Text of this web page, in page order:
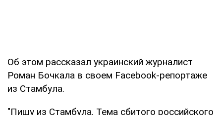
Об этом рассказал украинский журналист
Роман Бочкала в своем Facebook-репортаже
из Стамбула.
"Пишу из Стамбула. Тема сбитого российского